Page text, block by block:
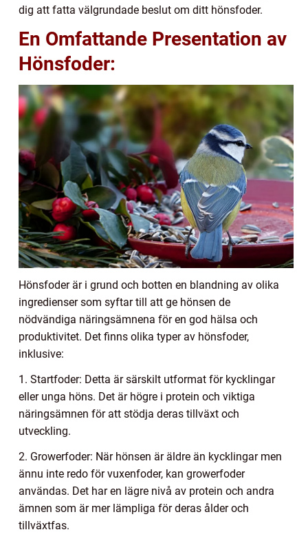
dig att fatta välgrundade beslut om ditt hönsfoder.
En Omfattande Presentation av
Hönsfoder:
Hönsfoder är i grund och botten en blandning av olika
ingredienser som syftar till att ge hönsen de
nödvändiga näringsämnena för en god hälsa och
produktivitet. Det finns olika typer av hönsfoder,
inklusive:
1. Startfoder: Detta är särskilt utformat för kycklingar
eller unga höns. Det är högre i protein och viktiga
näringsämnen för att stödja deras tillväxt och
utveckling.
2. Growerfoder: När hönsen är äldre än kycklingar men
ännu inte redo för vuxenfoder, kan growerfoder
användas. Det har en lägre nivå av protein och andra
ämnen som är mer lämpliga för deras ålder och
tillväxtfas.